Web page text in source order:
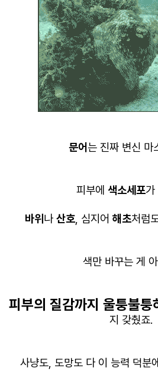
문어 는 진짜 변신 마
피부에 색소세포가
바위 나 산호, 심지어 해초처럼
색만 바꾸는 게
피부의 질감까지 울퉁불퉁
지 갖췄죠.
사냥도, 도망도 다 이 능력 덕분